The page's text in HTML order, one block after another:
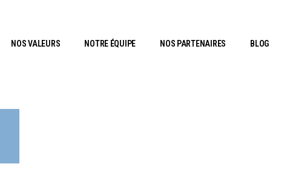
NOS VALEURS NOTRE ÉQUIPE NOS PARTENAIRES BLOG